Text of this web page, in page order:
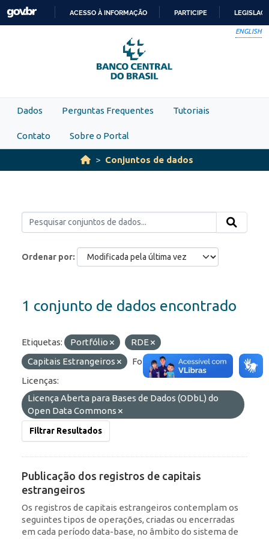
Skip to main content
PARA
O
CONTEÚDO
ACESSO À INFORMAÇÃO PARTICIPE
ENGLISH
Dados Perguntas Frequentes Tutoriais
Contato Sobre o Portal
Conjuntos de dados
Ordenar por
1 conjunto de dados encontrado
Etiquetas: Portfólio
RDE
Capitais Estrangeiros
Formatos:
API
Licenças:
Licença Aberta para Bases de Dados (ODbL) do
Open Data Commons
Filtrar Resultados
Publicação dos registros de capitais
estrangeiros
Os registros de capitais estrangeiros contemplam os
seguintes tipos de operações, criadas ou encerradas
em cada período data-base, no âmbito do sistema de